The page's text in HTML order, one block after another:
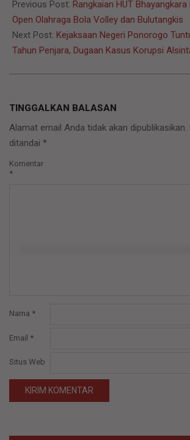
07-
07
Previous Post: Rangkaian HUT
Open Olahraga Bola Volley dan Bulutangkis
Next Post: Kejaksaan Negeri Ponorogo
Tahun Penjara, Dugaan Kasus Korupsi
TINGGALKAN BALASAN
Alamat email Anda tidak akan dipublikasikan.
ditandai *
Komentar
*
Nama *
Email *
Situs Web